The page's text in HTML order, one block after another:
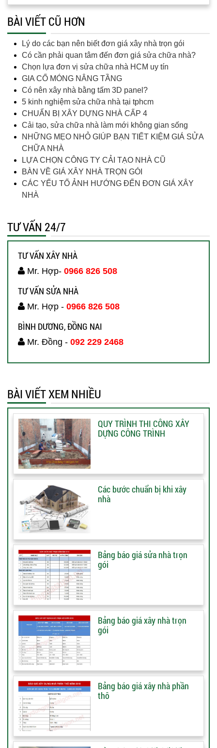
BÀI VIẾT CŨ HƠN
Lý do các bạn nên biết đơn giá xây nhà trọn gói
Có cần phải quan tâm đến đơn giá sửa chữa nhà?
Chọn lựa đơn vị sửa chữa nhà HCM uy tín
GIA CỐ MÓNG NÂNG TẦNG
Có nên xây nhà bằng tấm 3D panel?
5 kinh nghiệm sửa chữa nhà tại tphcm
CHUẨN BỊ XÂY DỰNG NHÀ CẤP 4
Cải tạo, sửa chữa nhà làm mới không gian sống
NHỮNG MẸO NHỎ GIÚP BẠN TIẾT KIỆM GIÁ SỬA
CHỮA NHÀ
LỰA CHỌN CÔNG TY CẢI TẠO NHÀ CŨ
BÀN VỀ GIÁ XÂY NHÀ TRỌN GÓI
CÁC YẾU TỐ ẢNH HƯỚNG ĐẾN ĐƠN GIÁ XÂY
NHÀ
TƯ VẤN 24/7
TƯ VẤN XÂY NHÀ
Mr. Hợp- 0966 826 508
TƯ VẤN SỬA NHÀ
Mr. Hợp - 0966 826 508
BÌNH DƯƠNG, ĐỒNG NAI
Mr. Đồng - 092 229 2468
BÀI VIẾT XEM NHIỀU
QUY TRÌNH THI CÔNG XÂY
DỰNG CÔNG TRÌNH
Các bước chuẩn bị khi xây
nhà
Bảng báo giá sửa nhà trọn
gói
Bảng báo giá xây nhà trọn
gói
Bảng báo giá xây nhà phần
thô